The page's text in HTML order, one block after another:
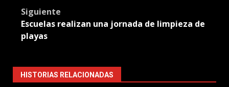
Siguiente
Escuelas realizan una jornada de limpieza de
playas
HISTORIAS RELACIONADAS